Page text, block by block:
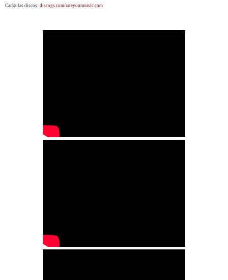
Carátulas discos: discogs.com/rateyourmusic.com